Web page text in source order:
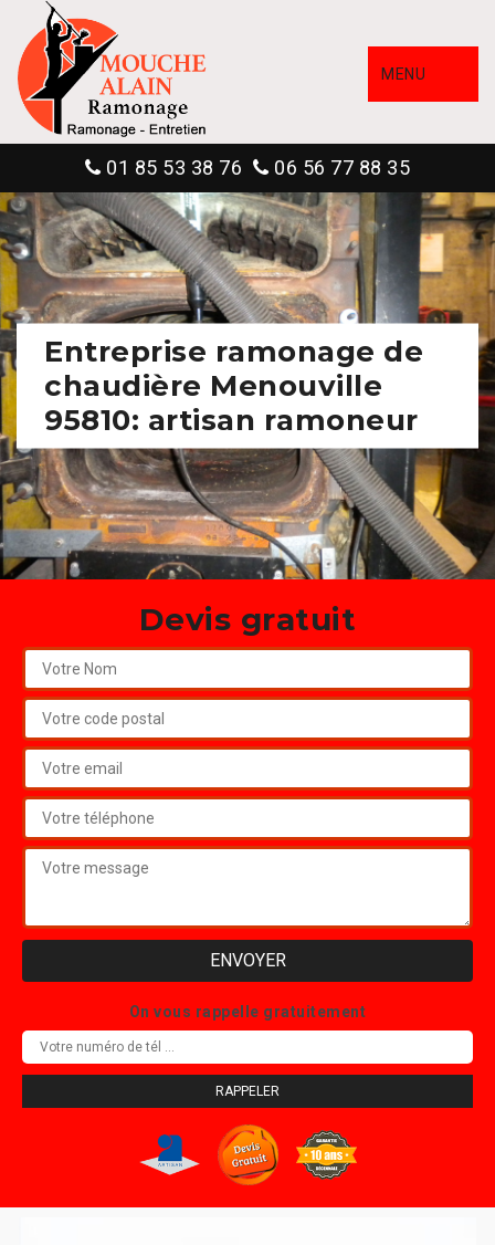
MENU
01 85 53 38 76 06 56 77 88 35
Entreprise ramonage de
chaudière Menouville
95810: artisan ramoneur
Devis gratuit
On vous rappelle gratuitement